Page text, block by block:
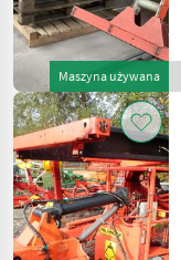
Maszyna używana